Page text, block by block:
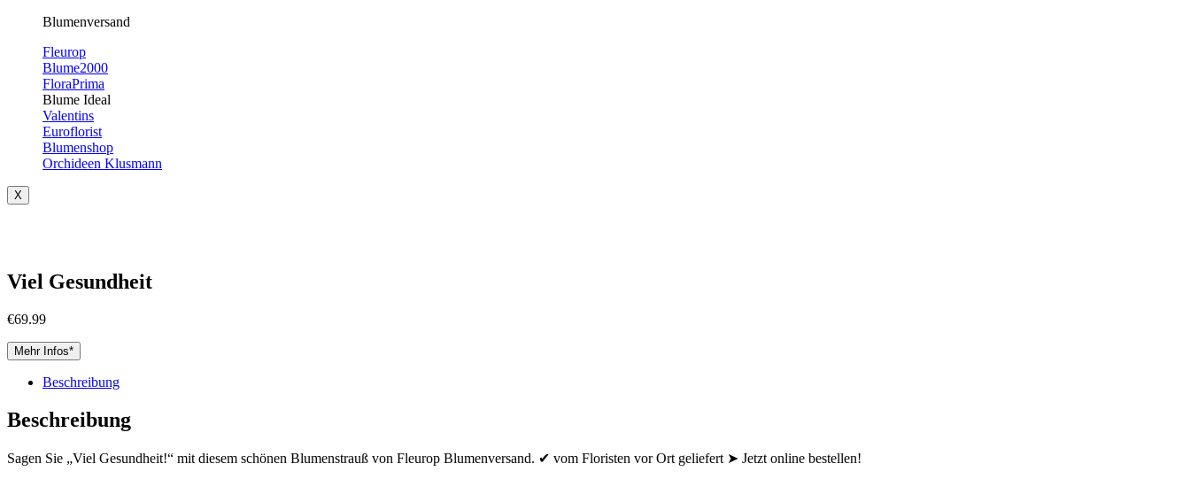
Blumenversand
Fleurop
Blume2000
FloraPrima
Blume Ideal
Valentins
Euroflorist
Blumenshop
Orchideen Klusmann
X
Viel Gesundheit
€69.99
Mehr Infos*
Beschreibung
Beschreibung
Sagen Sie „Viel Gesundheit!“ mit diesem schönen Blumenstrauß von Fleurop Blumenversand. ✔ vom Floristen vor Ort geliefert ➤ Jetzt online bestellen!